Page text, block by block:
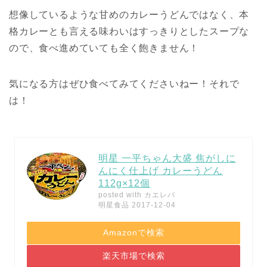
想像しているような甘めのカレーうどんではなく、本
格カレーとも言える味わいはすっきりとしたスープな
ので、食べ進めていても全く飽きません！
気になる方はぜひ食べてみてくださいねー！それで
は！
明星 一平ちゃん大盛 焦がしに
んにく仕上げ カレーうどん
112g×12個
posted with カエレバ
明星食品 2017-12-04
Amazonで検索
楽天市場で検索